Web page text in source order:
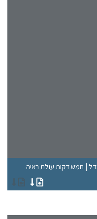
| חמש דקות עולת ראיה